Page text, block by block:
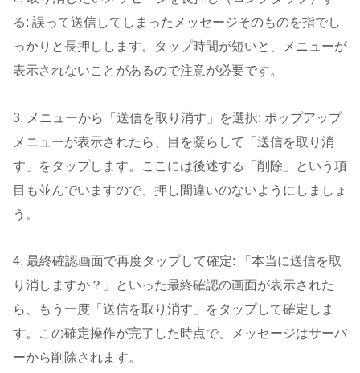
る: 誤って送信してしまったメッセージそのものを指でし
っかりと長押しします。タップ時間が短いと、メニューが
表示されないことがあるので注意が必要です。
3. メニューから「送信を取り消す」を選択: ポップアップ
メニューが表示されたら、目を凝らして「送信を取り消
す」をタップします。ここには後述する「削除」という項
目も並んでいますので、押し間違いのないようにしましょ
う。
4. 最終確認画面で再度タップして確定: 「本当に送信を取
り消しますか？」といった最終確認の画面が表示された
ら、もう一度「送信を取り消す」をタップして確定しま
す。この確定操作が完了した時点で、メッセージはサーバ
ーから削除されます。